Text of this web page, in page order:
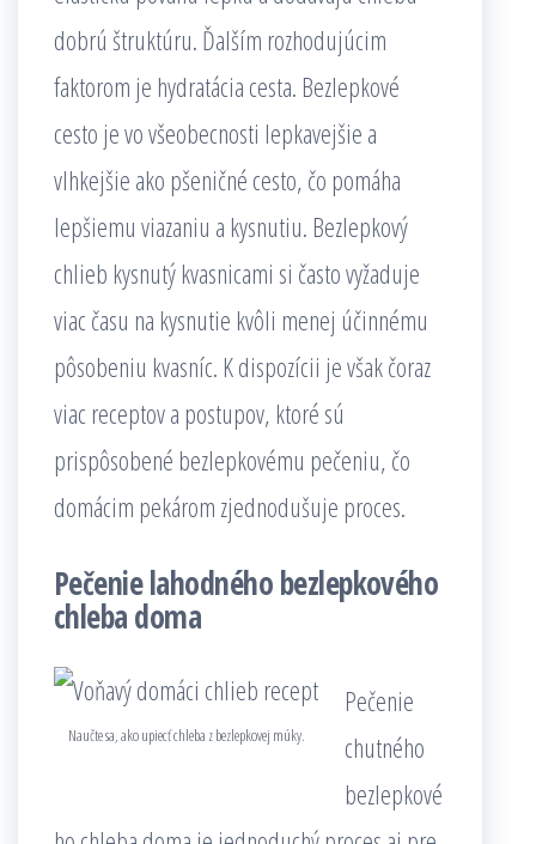
dobrú štruktúru. Ďalším rozhodujúcim
faktorom je hydratácia cesta. Bezlepkové
cesto je vo všeobecnosti lepkavejšie a
vlhkejšie ako pšeničné cesto, čo pomáha
lepšiemu viazaniu a kysnutiu. Bezlepkový
chlieb kysnutý kvasnicami si často vyžaduje
viac času na kysnutie kvôli menej účinnému
pôsobeniu kvasníc. K dispozícii je však čoraz
viac receptov a postupov, ktoré sú
prispôsobené bezlepkovému pečeniu, čo
domácim pekárom zjednodušuje proces.
Pečenie lahodného bezlepkového
chleba doma
Naučte sa, ako upiecť chleba z bezlepkovej múky.
Pečenie
chutného
bezlepkové